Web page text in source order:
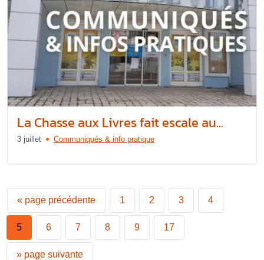
La Chasse aux Livres fait escale au...
3 juillet Communiqués & info pratique
« page précédente 1 2 3 4
5 6 7 8 9 17
» page suivante